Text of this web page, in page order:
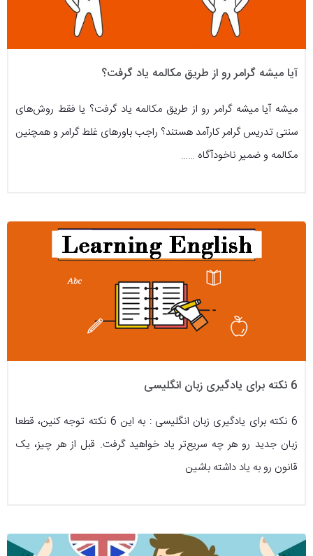
آیا میشه گرامر رو از طریق مکالمه یاد گرفت؟
میشه آیا میشه گرامر رو از طریق مکالمه یاد گرفت؟ یا فقط روش‌های
سنتی تدریس گرامر کارآمد هستند؟ راجب باورهای غلط گرامر و همچنین
مکالمه و ضمیر ناخودآگاه ……
6 نکته برای یادگیری زبان انگلیسی
6 نکته برای یادگیری زبان انگلیسی : به این 6 نکته توجه کنین، قطعا
زبان جدید رو هر چه سریع‌تر یاد خواهید گرفت. قبل از هر چیز، یک
قانون رو به یاد داشته باشین